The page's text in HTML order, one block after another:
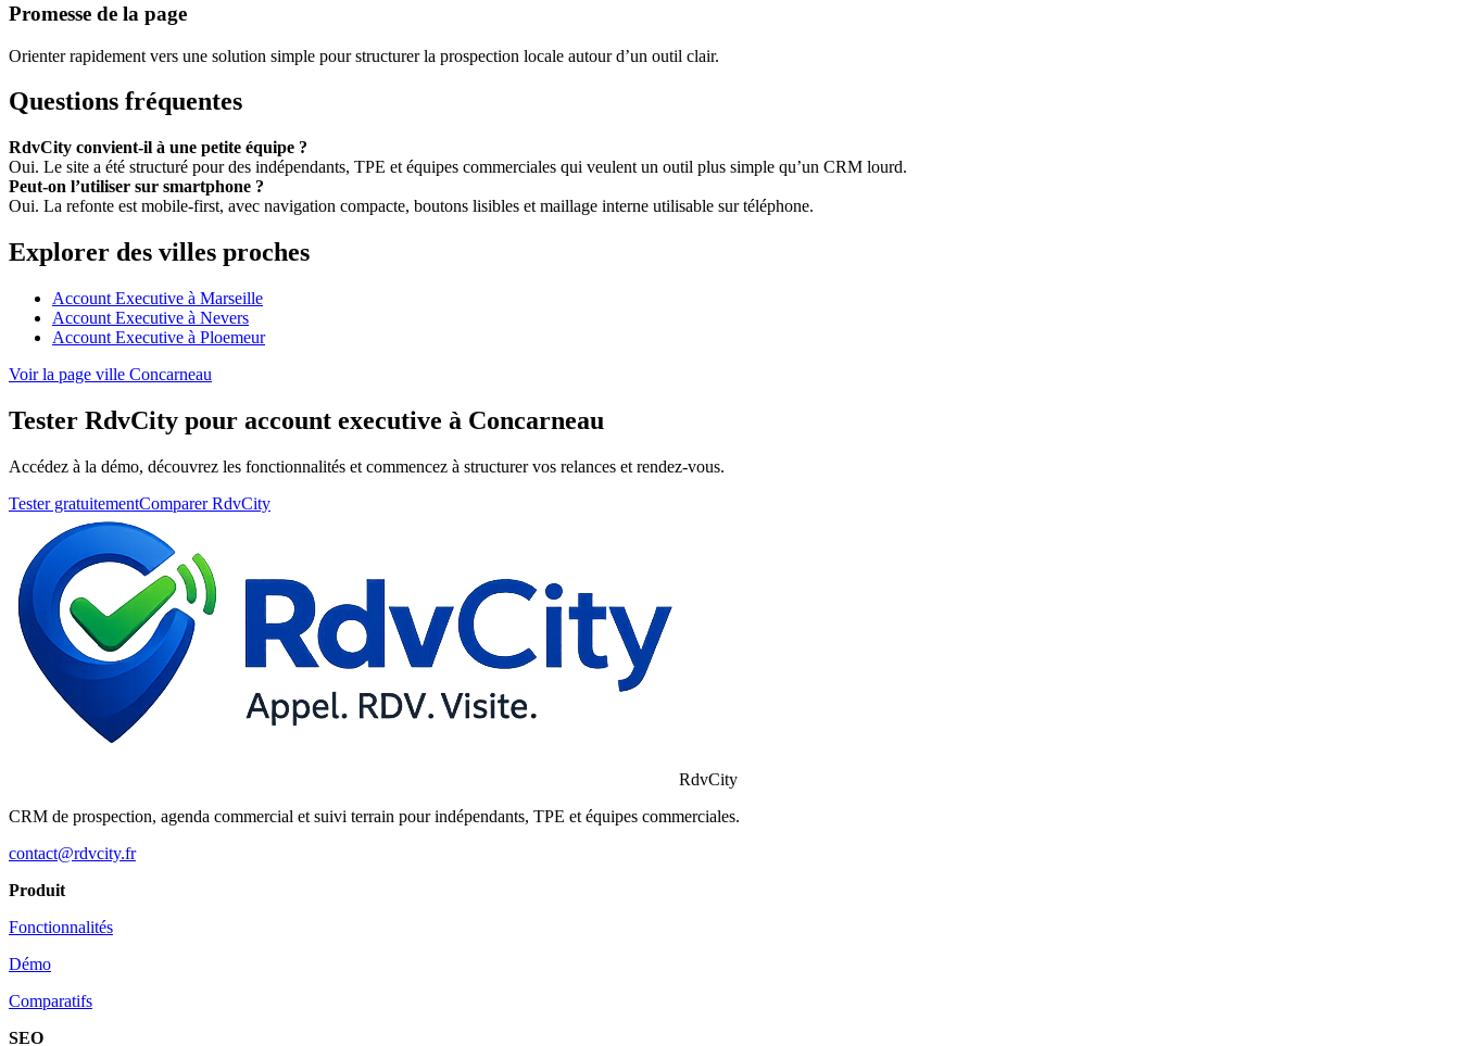
Promesse de la page
Orienter rapidement vers une solution simple pour structurer la prospection locale autour d’un outil clair.
Questions fréquentes
RdvCity convient-il à une petite équipe ?
Oui. Le site a été structuré pour des indépendants, TPE et équipes commerciales qui veulent un outil plus simple qu’un CRM lourd.
Peut-on l’utiliser sur smartphone ?
Oui. La refonte est mobile-first, avec navigation compacte, boutons lisibles et maillage interne utilisable sur téléphone.
Explorer des villes proches
Account Executive à Marseille
Account Executive à Nevers
Account Executive à Ploemeur
Voir la page ville Concarneau
Tester RdvCity pour account executive à Concarneau
Accédez à la démo, découvrez les fonctionnalités et commencez à structurer vos relances et rendez-vous.
Tester gratuitementComparer RdvCity
RdvCity
CRM de prospection, agenda commercial et suivi terrain pour indépendants, TPE et équipes commerciales.
contact@rdvcity.fr
Produit
Fonctionnalités
Démo
Comparatifs
SEO